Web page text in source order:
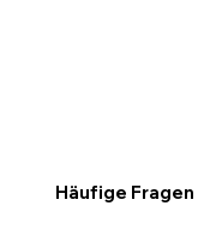
Häufige Fragen